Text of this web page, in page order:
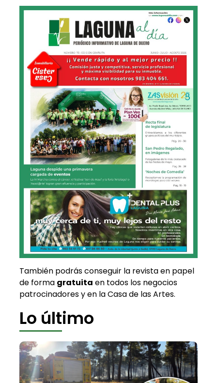
También podrás conseguir la revista en papel
de forma gratuita en todos los negocios
patrocinadores y en la Casa de las Artes.
Lo último